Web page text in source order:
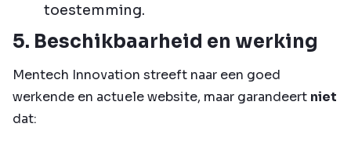
toestemming.
5. Beschikbaarheid en werking
Mentech Innovation streeft naar een goed
werkende en actuele website, maar garandeert niet
dat: